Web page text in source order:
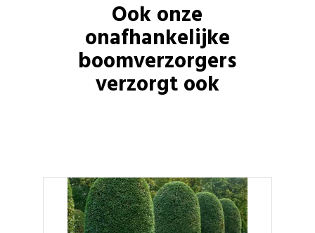
Ook onze
onafhankelijke
boomverzorgers
verzorgt ook